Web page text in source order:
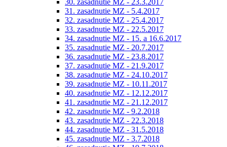
30. zasadnutie MZ - 23.3.2017
31. zasadnutie MZ - 5.4.2017
32. zasadnutie MZ - 25.4.2017
33. zasadnutie MZ - 22.5.2017
34. zasadnutie MZ - 15. a 16.6.2017
35. zasadnutie MZ - 20.7.2017
36. zasadnutie MZ - 23.8.2017
37. zasadnutie MZ - 21.9.2017
38. zasadnutie MZ - 24.10.2017
39. zasadnutie MZ - 10.11.2017
40. zasadnutie MZ - 12.12.2017
41. zasadnutie MZ - 21.12.2017
42. zasadnutie MZ - 9.2.2018
43. zasadnutie MZ - 22.3.2018
44. zasadnutie MZ - 31.5.2018
45. zasadnutie MZ - 3.7.2018